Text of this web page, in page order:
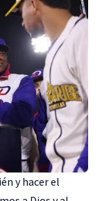
y hacer el